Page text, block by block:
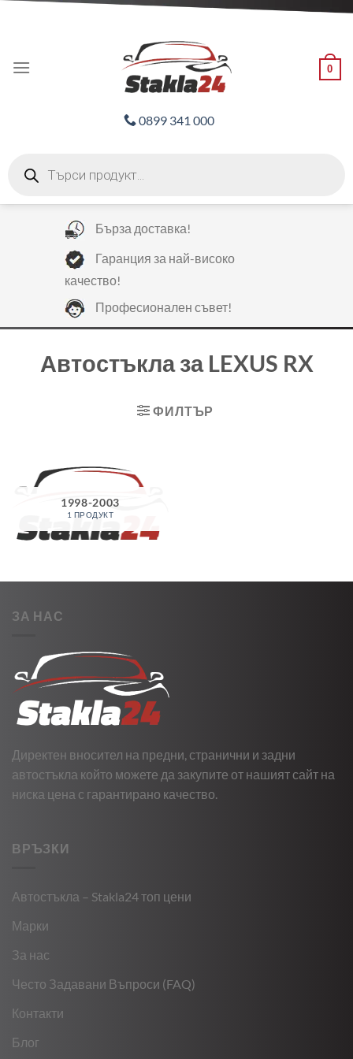
0
0899 341 000
search
Бърза доставка!
Гаранция за най-високо
качество!
Професионален съвет!
Автостъкла за LEXUS RX
ФИЛТЪР
1998-2003
1 ПРОДУКТ
ЗА НАС
Директен вносител на предни, странични и задни
автостъкла който можете да закупите от нашият сайт на
ниска цена с гарантирано качество.
ВРЪЗКИ
Автостъкла – Stakla24 топ цени
Марки
За нас
Често Задавани Въпроси (FAQ)
Контакти
Блог